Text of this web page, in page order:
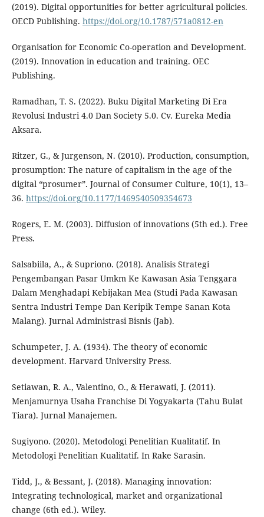
(2019). Digital opportunities for better agricultural policies.
OECD Publishing. https://doi.org/10.1787/571a0812-en
Organisation for Economic Co-operation and Development.
(2019). Innovation in education and training. OEC
Publishing.
Ramadhan, T. S. (2022). Buku Digital Marketing Di Era
Revolusi Industri 4.0 Dan Society 5.0. Cv. Eureka Media
Aksara.
Ritzer, G., & Jurgenson, N. (2010). Production, consumption,
prosumption: The nature of capitalism in the age of the
digital “prosumer”. Journal of Consumer Culture, 10(1), 13–
36. https://doi.org/10.1177/1469540509354673
Rogers, E. M. (2003). Diffusion of innovations (5th ed.). Free
Press.
Salsabiila, A., & Supriono. (2018). Analisis Strategi
Pengembangan Pasar Umkm Ke Kawasan Asia Tenggara
Dalam Menghadapi Kebijakan Mea (Studi Pada Kawasan
Sentra Industri Tempe Dan Keripik Tempe Sanan Kota
Malang). Jurnal Administrasi Bisnis (Jab).
Schumpeter, J. A. (1934). The theory of economic
development. Harvard University Press.
Setiawan, R. A., Valentino, O., & Herawati, J. (2011).
Menjamurnya Usaha Franchise Di Yogyakarta (Tahu Bulat
Tiara). Jurnal Manajemen.
Sugiyono. (2020). Metodologi Penelitian Kualitatif. In
Metodologi Penelitian Kualitatif. In Rake Sarasin.
Tidd, J., & Bessant, J. (2018). Managing innovation:
Integrating technological, market and organizational
change (6th ed.). Wiley.